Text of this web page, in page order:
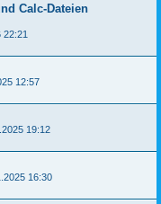
Calc-Dateien
22:21
12:57
19:12
16:30